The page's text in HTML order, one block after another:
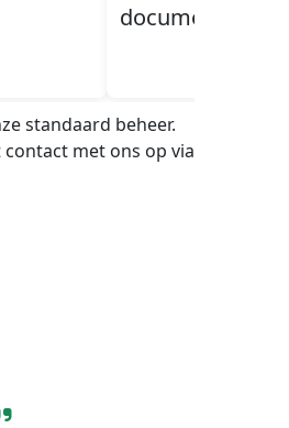
documentatie
standaard beheer.
met ons op via